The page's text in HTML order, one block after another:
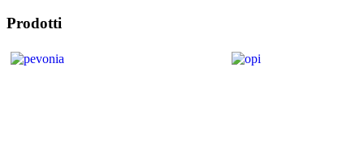
Prodotti